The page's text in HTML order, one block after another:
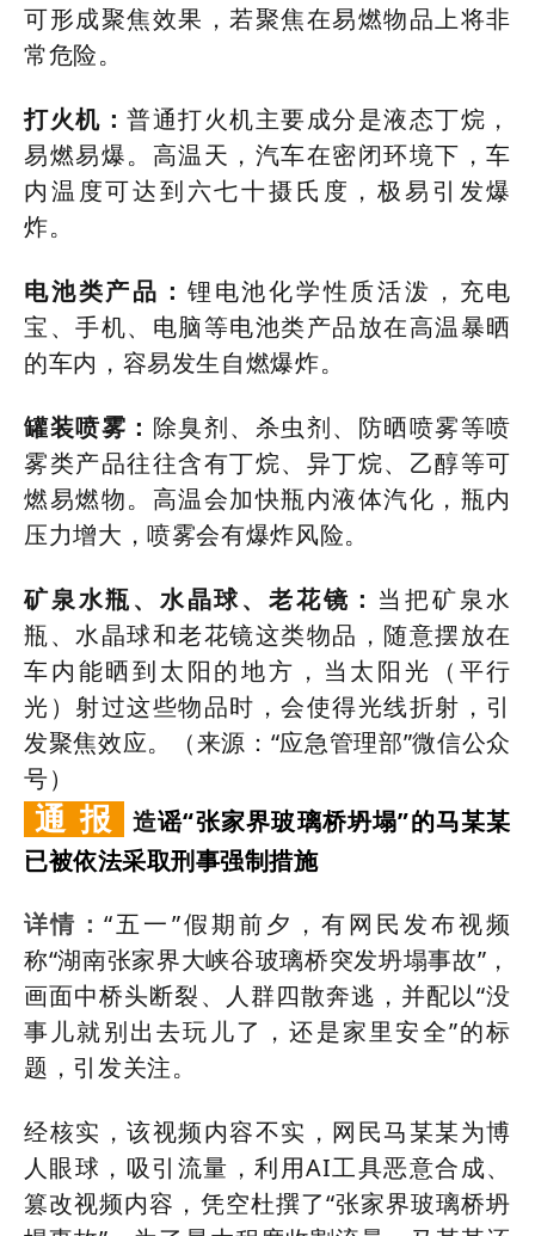
可形成聚焦效果，若聚焦在易燃物品上将非
常危险。
打火机：普通打火机主要成分是液态丁烷，
易燃易爆。高温天，汽车在密闭环境下，车
内温度可达到六七十摄氏度，极易引发爆
炸。
电池类产品： 锂电池化学性质活泼，充电
宝、手机、电脑等电池类产品放在高温暴晒
的车内，容易发生自燃爆炸。
罐装喷雾： 除臭剂、杀虫剂、防晒喷雾等喷
雾类产品往往含有丁烷、异丁烷、乙醇等可
燃易燃物。高温会加快瓶内液体汽化，瓶内
压力增大，喷雾会有爆炸风险。
矿泉水瓶、水晶球、老花镜： 当把矿泉水
瓶、水晶球和老花镜这类物品，随意摆放在
车内能晒到太阳的地方，当太阳光（平行
光）射过这些物品时，会使得光线折射，引
发聚焦效应。（来源：“应急管理部”微信公众
号）
通 报 造谣“张家界玻璃桥坍塌”的马某某
已被依法采取刑事强制措施
详情：“五一”假期前夕，有网民发布视频
称“湖南张家界大峡谷玻璃桥突发坍塌事故”，
画面中桥头断裂、人群四散奔逃，并配以“没
事儿就别出去玩儿了，还是家里安全”的标
题，引发关注。
经核实，该视频内容不实，网民马某某为博
人眼球，吸引流量，利用AI工具恶意合成、
篡改视频内容，凭空杜撰了“张家界玻璃桥坍